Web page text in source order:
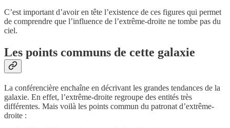
C’est important d’avoir en tête l’existence de ces figures qui permet
de comprendre que l’influence de l’extrême-droite ne tombe pas du
ciel.
Les points communs de cette galaxie
La conférencière enchaîne en décrivant les grandes tendances de la
galaxie. En effet, l’extrême-droite regroupe des entités très
différentes. Mais voilà les points commun du patronat d’extrême-
droite :